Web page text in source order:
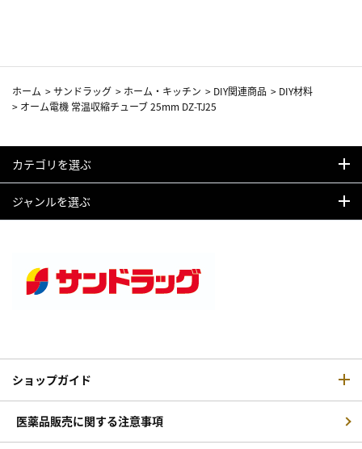
ホーム >サンドラッグ > ホーム・キッチン > DIY関連商品 > DIY材料
> オーム電機 常温収縮チューブ 25mm DZ-TJ25
カテゴリを選ぶ
ジャンルを選ぶ
ショップガイド
医薬品販売に関する注意事項